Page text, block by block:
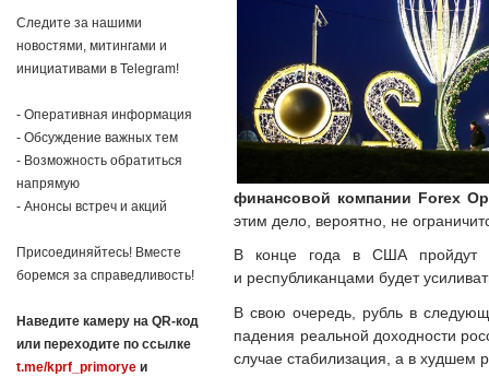
Следите за нашими
новостями, митингами и
инициативами в Telegram!
- Оперативная информация
- Обсуждение важных тем
- Возможность обратиться
напрямую
- Анонсы встреч и акций
Присоединяйтесь! Вместе
боремся за справедливость!
Наведите камеру на QR-код
или переходите по ссылке
t.me/kprf_primorye и
финансовой компании Forex
этим дело, вероятно, не
В конце года в США пройдут
и республиканцами будет
В свою очередь, рубль в
падения реальной доходности
случае стабилизация, а в худшем